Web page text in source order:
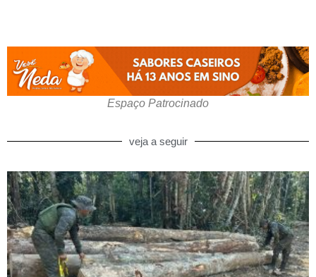
Espaço Patrocinado
veja a seguir